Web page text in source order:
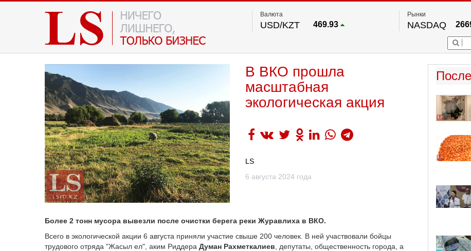
Валюта
USD/KZT 469.93
Рынки
NASDAQ
FTSE 100
S&P 500
В ВКО прошла
масштабная
экологическая акция
LS
6 августа 2024 года
Более 2 тонн мусора вывезли после очистки берега реки Журавлиха в ВКО.
Всего в экологической акции 6 августа приняли участие свыше 200 человек. В ней участвовали бойцы
трудового отряда "Жасыл ел", аким Риддера Думан Рахметкалиев , депутаты, общественность города, а